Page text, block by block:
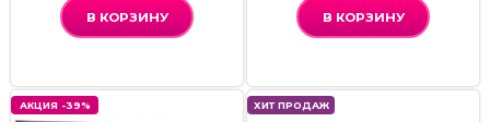
В КОРЗИНУ В КОРЗИНУ
АКЦИЯ -39% ХИТ ПРОДАЖ